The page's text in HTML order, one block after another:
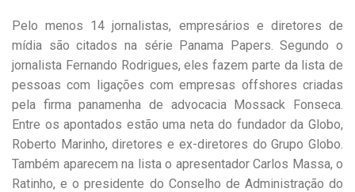
Pelo menos 14 jornalistas, empresários e diretores de
mídia são citados na série Panama Papers. Segundo o
jornalista Fernando Rodrigues, eles fazem parte da lista de
pessoas com ligações com empresas offshores criadas
pela firma panamenha de advocacia Mossack Fonseca.
Entre os apontados estão uma neta do fundador da Globo,
Roberto Marinho, diretores e ex-diretores do Grupo Globo.
Também aparecem na lista o apresentador Carlos Massa, o
Ratinho, e o presidente do Conselho de Administração do